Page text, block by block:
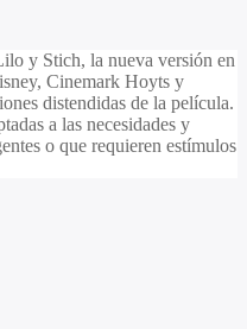
y Stich, la nueva versión en
Cinemark Hoyts y
distendidas de la película.
a las necesidades y
o que requieren estímulos